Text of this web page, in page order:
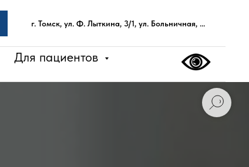
г. Томск, ул. Ф. Лыткина, 3/1, ул. Больничная, 11г
Для пациентов